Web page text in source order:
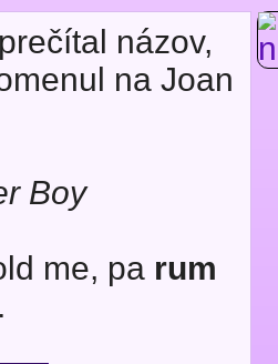
názov,
na Joan
Boy
me, pa rum
.